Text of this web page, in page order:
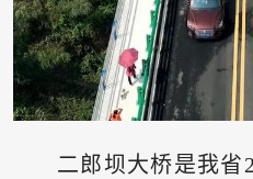
二郎坝大桥是我省